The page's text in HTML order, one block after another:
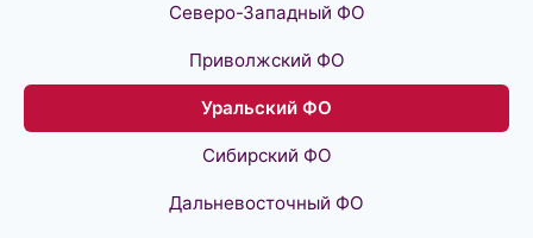
Северо-Западный ФО
Приволжский ФО
Уральский ФО
Сибирский ФО
Дальневосточный ФО